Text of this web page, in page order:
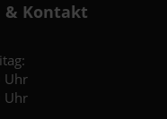
Kontakt
Uhr
Uhr